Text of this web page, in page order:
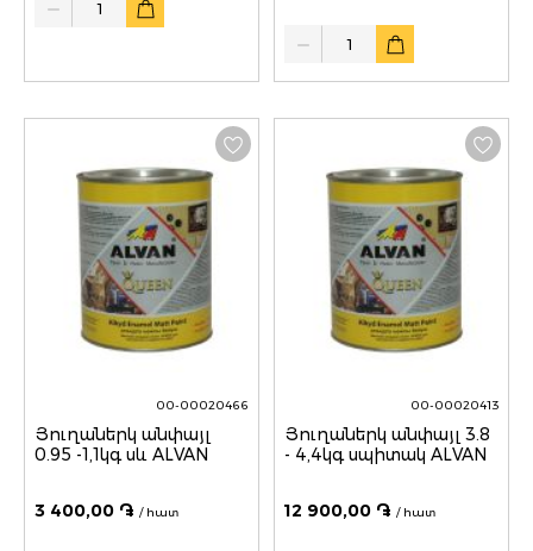
00-00020466
Յուղաներկ անփայլ
0.95 -1,1կգ սև ALVAN
3 400,00 ֏ / հատ
00-00020413
Յուղաներկ անփայլ 3.8
- 4,4կգ սպիտակ ALVAN
12 900,00 ֏ / հատ